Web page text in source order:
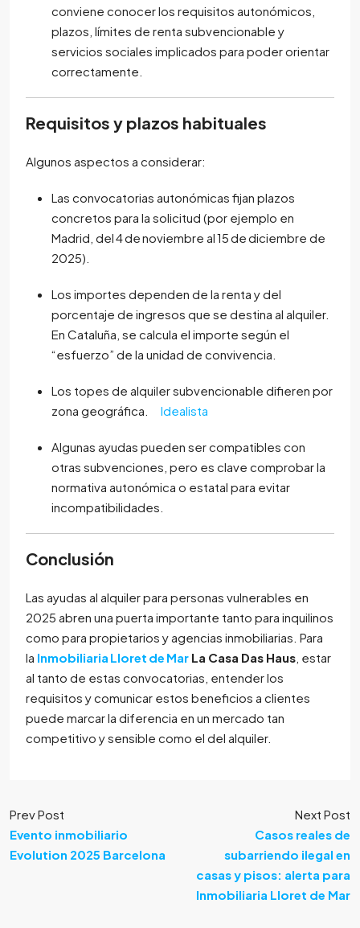
conviene conocer los requisitos autonómicos,
plazos, límites de renta subvencionable y
servicios sociales implicados para poder orientar
correctamente.
Requisitos y plazos habituales
Algunos aspectos a considerar:
Las convocatorias autonómicas fijan plazos
concretos para la solicitud (por ejemplo en
Madrid, del 4 de noviembre al 15 de diciembre de
2025).
Los importes dependen de la renta y del
porcentaje de ingresos que se destina al alquiler.
En Cataluña, se calcula el importe según el
“esfuerzo” de la unidad de convivencia.
Los topes de alquiler subvencionable difieren por
zona geográfica.
Idealista
Algunas ayudas pueden ser compatibles con
otras subvenciones, pero es clave comprobar la
normativa autonómica o estatal para evitar
incompatibilidades.
Conclusión
Las ayudas al alquiler para personas vulnerables en
2025 abren una puerta importante tanto para inquilinos
como para propietarios y agencias inmobiliarias. Para
la Inmobiliaria Lloret de Mar La Casa Das Haus , estar
al tanto de estas convocatorias, entender los
requisitos y comunicar estos beneficios a clientes
puede marcar la diferencia en un mercado tan
competitivo y sensible como el del alquiler.
Prev Post
Evento inmobiliario
Evolution 2025 Barcelona
Next Post
Casos reales de
subarriendo ilegal en
casas y pisos: alerta para
Inmobiliaria Lloret de Mar